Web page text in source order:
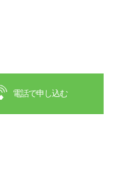
電話で申し込む